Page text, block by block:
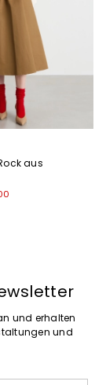
aus
und erhalten
und